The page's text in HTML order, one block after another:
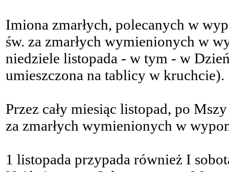
Imiona zmarłych, polecanych w
św. za zmarłych wymienionych w
niedziele listopada - w tym - w
umieszczona na tablicy w kruchcie).
Przez cały miesiąc listopad, po
za zmarłych wymienionych w
1 listopada przypada również I